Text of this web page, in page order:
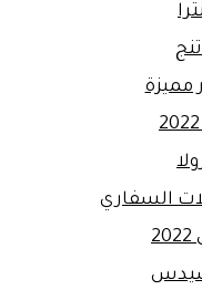
مميزة
السفاري